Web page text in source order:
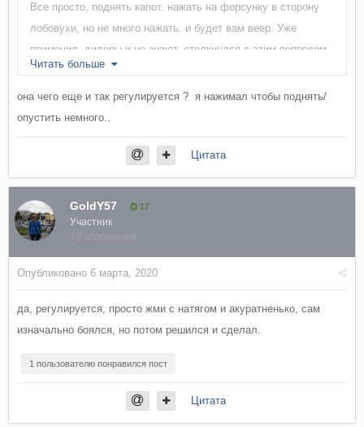
Все просто, поднять капот. нажать на форсунку в сторону
лобовухи, но не много нажать. и будет вам веер. Уже
применил, дилеры и не знают, столкнулся с этим вопросом
при покупке авто.
Читать больше
она чего еще и так регулируется ? я нажимал чтобы поднять/
опустить немного..
Цитата
GoldY57 17
Участник
70 сообщений
Опубликовано 6 марта, 2020
да, регулируется, просто жми с натягом и акуратненько, сам
изначально боялся, но потом решился и сделал.
1 пользователю понравился пост
Цитата